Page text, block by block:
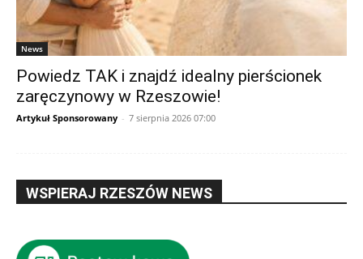
News
Powiedz TAK i znajdź idealny pierścionek
zaręczynowy w Rzeszowie!
Artykuł Sponsorowany - 7 sierpnia 2026 07:00
WSPIERAJ RZESZÓW NEWS